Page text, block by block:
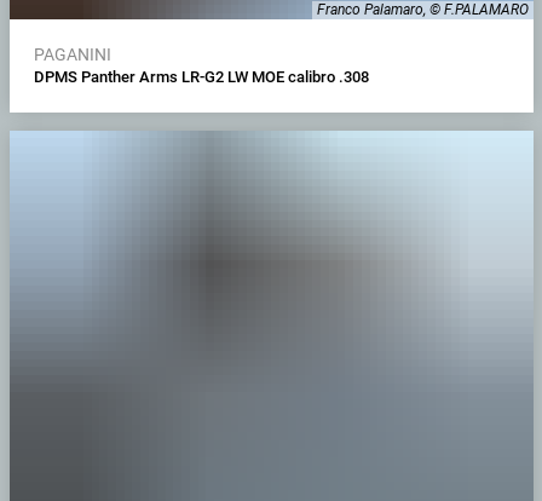
Franco Palamaro, © F.PALAMARO
PAGANINI
DPMS Panther Arms LR-G2 LW MOE calibro .308